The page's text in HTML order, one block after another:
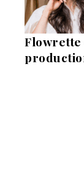
Flowrette